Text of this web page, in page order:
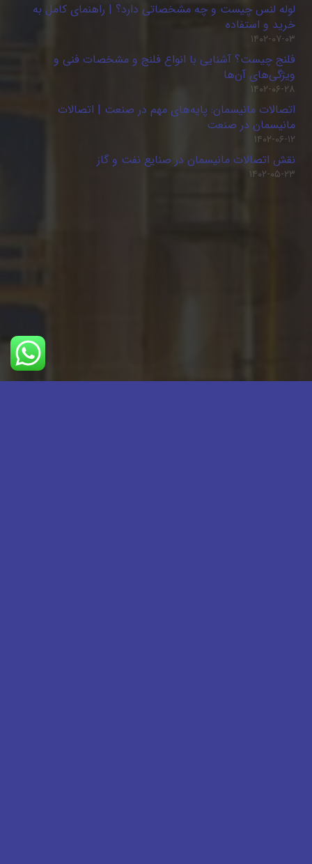
لوله لنس چیست و چه مشخصاتی دارد؟ | راهنمای کامل به
خرید و استفاده
۱۴۰۲-۰۷-۰۳
فلنج چیست؟ آشنایی با انواع فلنج و مشخصات فنی و
ویژگی‌های آن‌ها
۱۴۰۲-۰۶-۲۸
اتصالات مانیسمان: پایه‌های مهم در صنعت | اتصالات
مانیسمان در صنعت
۱۴۰۲-۰۶-۱۲
نقش اتصالات مانیسمان در صنایع نفت و گاز
۱۴۰۲-۰۵-۲۳